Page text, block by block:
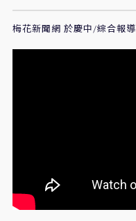
梅花新聞網 於慶中/綜合報導